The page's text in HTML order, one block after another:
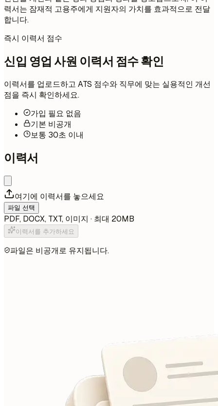
력서는 잠재적 고용주에게 지원자의 가치를 효과적으로 전달
합니다.
즉시 이력서 점수
신입 영업 사원 이력서 점수 확인
이력서를 업로드하고 ATS 점수와 직무에 맞는 실용적인 개선
점을 즉시 확인하세요.
가입 필요 없음
기본 비공개
보통 30초 이내
이력서
여기에 이력서를 놓으세요
파일 선택
PDF, DOCX, TXT, 이미지 · 최대 20MB
이력서를 추가하세요
파일은 비공개로 유지됩니다.